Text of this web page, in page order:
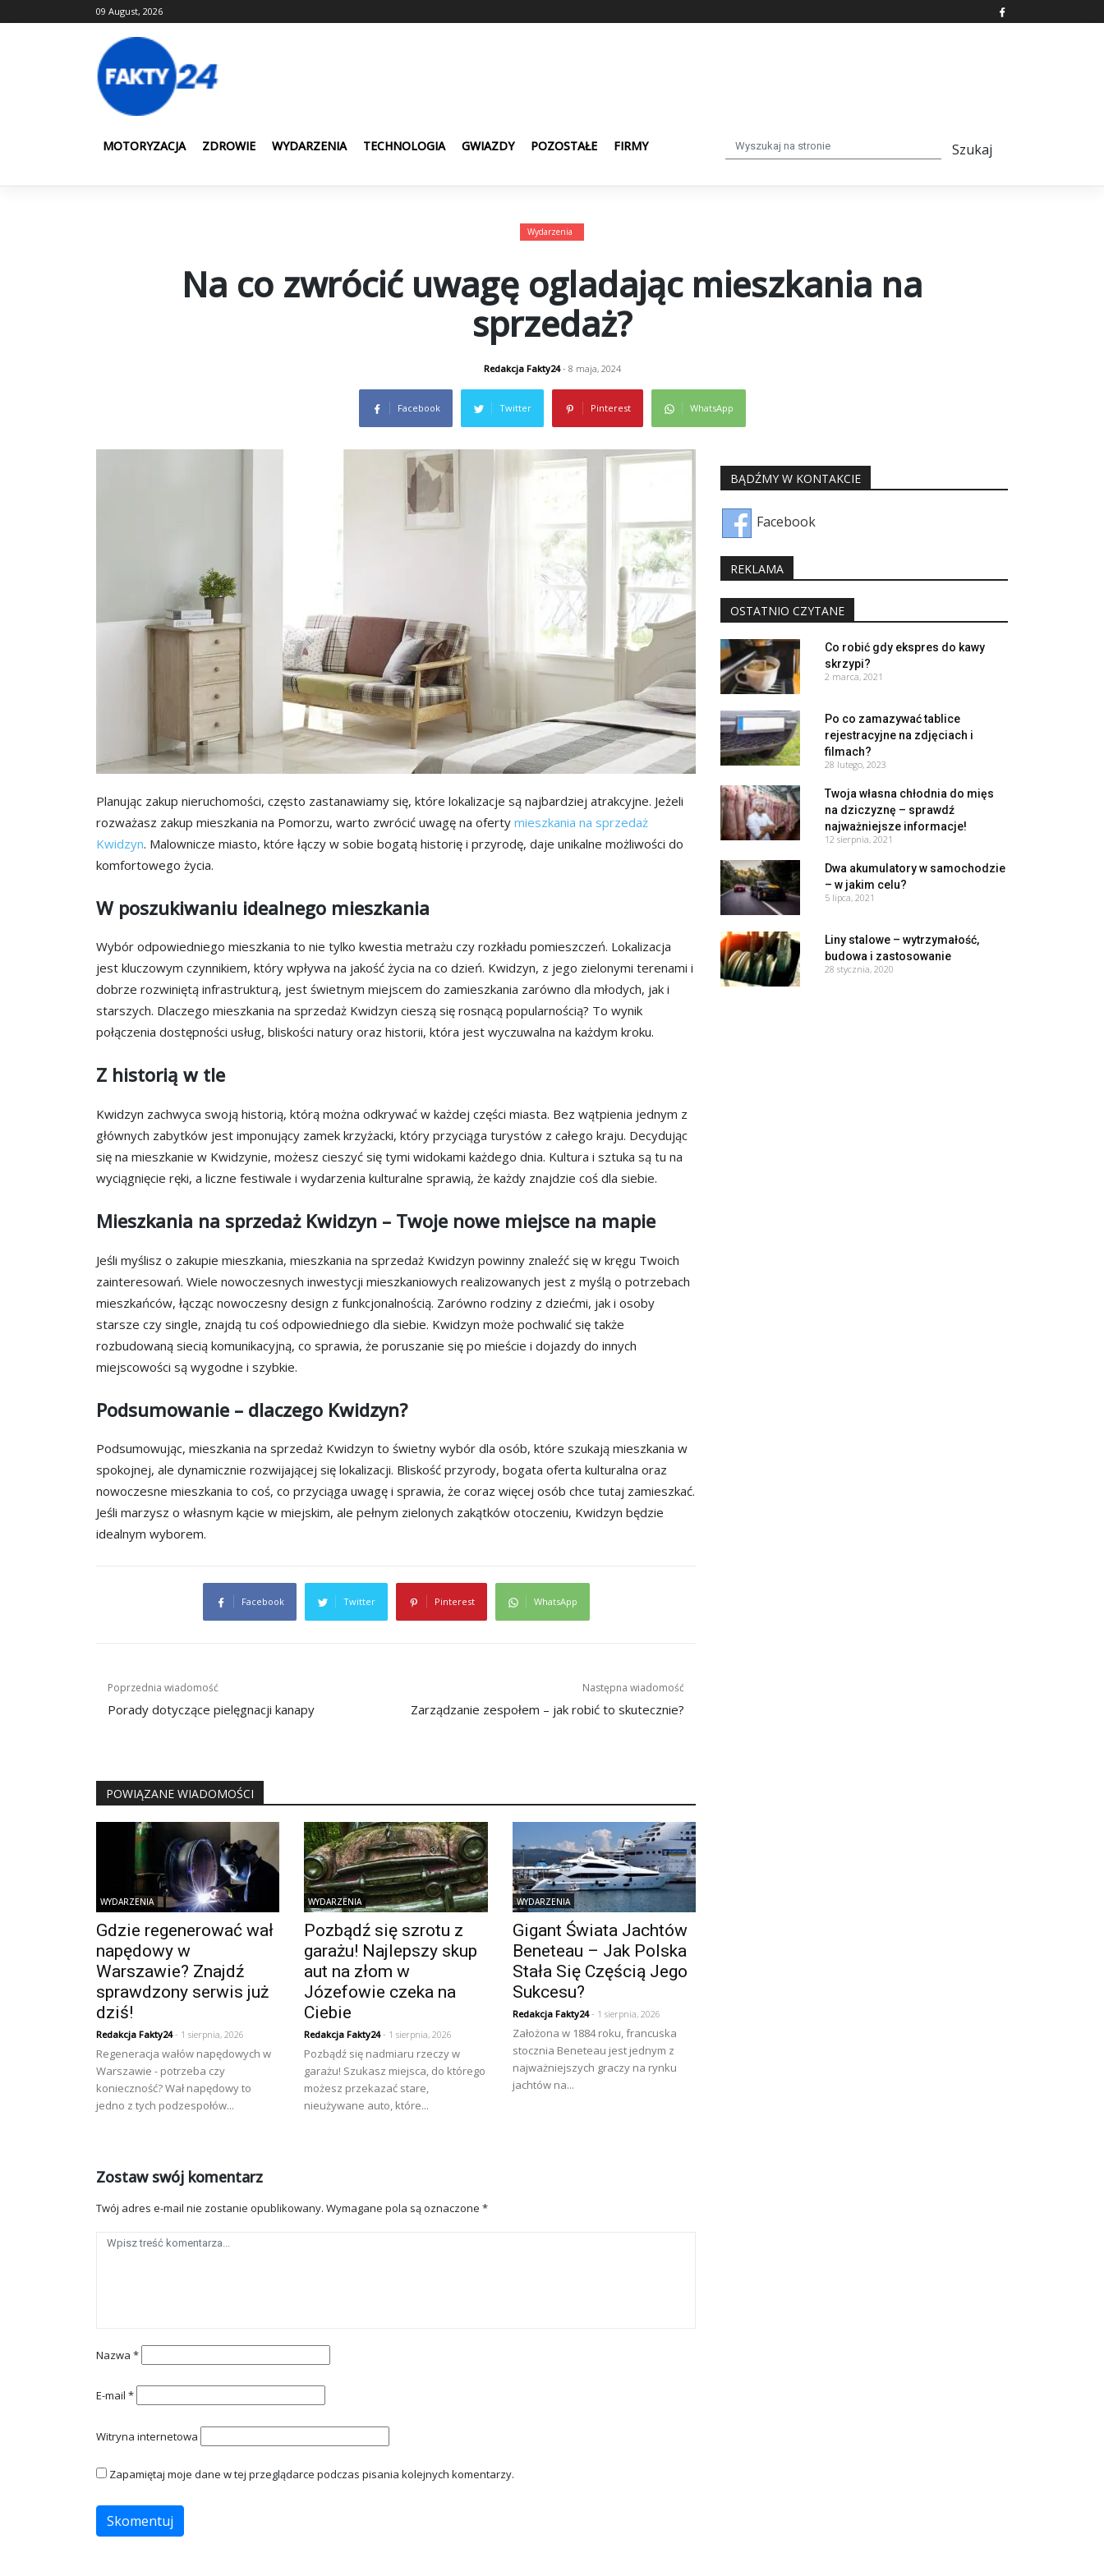
to
09 August, 2026
MOTORYZACJA ZDROWIE WYDARZENIA TECHNOLOGIA GWIAZDY POZOSTAŁE FIRMY
Wydarzenia
Na co zwrócić uwagę ogladając mieszkania na
sprzedaż?
Redakcja Fakty24- 8 maja, 2024
Facebook Twitter Pinterest WhatsApp
Planując zakup nieruchomości, często zastanawiamy się, które lokalizacje są najbardziej atrakcyjne. Jeżeli
rozważasz zakup mieszkania na Pomorzu, warto zwrócić uwagę na oferty mieszkania na sprzedaż
Kwidzyn. Malownicze miasto, które łączy w sobie bogatą historię i przyrodę, daje unikalne możliwości do
komfortowego życia.
W poszukiwaniu idealnego mieszkania
Wybór odpowiedniego mieszkania to nie tylko kwestia metrażu czy rozkładu pomieszczeń. Lokalizacja
jest kluczowym czynnikiem, który wpływa na jakość życia na co dzień. Kwidzyn, z jego zielonymi terenami i
dobrze rozwiniętą infrastrukturą, jest świetnym miejscem do zamieszkania zarówno dla młodych, jak i
starszych. Dlaczego mieszkania na sprzedaż Kwidzyn cieszą się rosnącą popularnością? To wynik
połączenia dostępności usług, bliskości natury oraz historii, która jest wyczuwalna na każdym kroku.
Z historią w tle
Kwidzyn zachwyca swoją historią, którą można odkrywać w każdej części miasta. Bez wątpienia jednym z
głównych zabytków jest imponujący zamek krzyżacki, który przyciąga turystów z całego kraju. Decydując
się na mieszkanie w Kwidzynie, możesz cieszyć się tymi widokami każdego dnia. Kultura i sztuka są tu na
wyciągnięcie ręki, a liczne festiwale i wydarzenia kulturalne sprawią, że każdy znajdzie coś dla siebie.
Mieszkania na sprzedaż Kwidzyn – Twoje nowe miejsce na mapie
Jeśli myślisz o zakupie mieszkania, mieszkania na sprzedaż Kwidzyn powinny znaleźć się w kręgu Twoich
zainteresowań. Wiele nowoczesnych inwestycji mieszkaniowych realizowanych jest z myślą o potrzebach
mieszkańców, łącząc nowoczesny design z funkcjonalnością. Zarówno rodziny z dziećmi, jak i osoby
starsze czy single, znajdą tu coś odpowiedniego dla siebie. Kwidzyn może pochwalić się także
rozbudowaną siecią komunikacyjną, co sprawia, że poruszanie się po mieście i dojazdy do innych
miejscowości są wygodne i szybkie.
Podsumowanie – dlaczego Kwidzyn?
Podsumowując, mieszkania na sprzedaż Kwidzyn to świetny wybór dla osób, które szukają mieszkania w
spokojnej, ale dynamicznie rozwijającej się lokalizacji. Bliskość przyrody, bogata oferta kulturalna oraz
nowoczesne mieszkania to coś, co przyciąga uwagę i sprawia, że coraz więcej osób chce tutaj zamieszkać.
Jeśli marzysz o własnym kącie w miejskim, ale pełnym zielonych zakątków otoczeniu, Kwidzyn będzie
idealnym wyborem.
Facebook Twitter Pinterest WhatsApp
Nawigacja
wpisu
Poprzednia wiadomość
Porady dotyczące pielęgnacji kanapy
Następna wiadomość
Zarządzanie zespołem – jak robić to skutecznie?
POWIĄZANE WIADOMOŚCI
WYDARZENIA
Gdzie regenerować wał
napędowy w
Warszawie? Znajdź
sprawdzony serwis już
dziś!
Redakcja Fakty24- 1 sierpnia, 2026
Regeneracja wałów napędowych w
Warszawie - potrzeba czy
konieczność? Wał napędowy to
jedno z tych podzespołów...
WYDARZENIA
Pozbądź się szrotu z
garażu! Najlepszy skup
aut na złom w
Józefowie czeka na
Ciebie
Redakcja Fakty24- 1 sierpnia, 2026
Pozbądź się nadmiaru rzeczy w
garażu! Szukasz miejsca, do którego
możesz przekazać stare,
nieużywane auto, które...
WYDARZENIA
Gigant Świata Jachtów
Beneteau – Jak Polska
Stała Się Częścią Jego
Sukcesu?
Redakcja Fakty24- 1 sierpnia, 2026
Założona w 1884 roku, francuska
stocznia Beneteau jest jednym z
najważniejszych graczy na rynku
jachtów na...
Zostaw swój komentarz
Twój adres e-mail nie zostanie opublikowany. Wymagane pola są oznaczone *
Nazwa *
E-mail *
Witryna internetowa
Zapamiętaj moje dane w tej przeglądarce podczas pisania kolejnych komentarzy.
BĄDŹMY W KONTAKCIE
Facebook
REKLAMA
OSTATNIO CZYTANE
Co robić gdy ekspres do kawy
skrzypi?
2 marca, 2021
Po co zamazywać tablice
rejestracyjne na zdjęciach i
filmach?
28 lutego, 2023
Twoja własna chłodnia do mięs
na dziczyznę – sprawdź
najważniejsze informacje!
12 sierpnia, 2021
Dwa akumulatory w samochodzie
– w jakim celu?
5 lipca, 2021
Liny stalowe – wytrzymałość,
budowa i zastosowanie
28 stycznia, 2020